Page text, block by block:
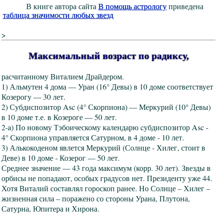
В книге автора сайта В помощь астрологуприведена
таблица значимости любых звезд
>
Максимальный возраст по радиксу,
расчитанному Виталием Драйдером.
1) Альмутен 4 дома — Уран (16° Девы) в 10 доме соответствует
Козерогу — 30 лет.
2) Субдиспозитор Asc (4° Скорпиона) — Меркурий (10° Девы)
в 10 доме т.е. в Козероге — 50 лет.
2-a) По новому Тэбоическому календарю cубдиспозитор Asc -
4° Скорпиона управляется Сатурном, в 4 доме - 10 лет.
3) Алькокоденом явлется Меркурий (Солнце - Хилег, стоит в
Деве) в 10 доме - Козерог — 50 лет.
Среднее значение — 43 года максимум (корр. 30 лет). Звезды в
орбисы не попадают, особых градусов нет. Президенту уже 44.
Хотя Виталий составлял гороскоп ранее. Но Солнце – Хилег –
жизненная сила – поражено со стороны Урана, Плутона,
Сатурна, Юпитера и Хирона.